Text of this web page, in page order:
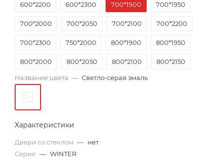
600*2200 600*2300 700*1900 700*1950
700*2000 700*2050 700*2100 700*2200
700*2300 750*2000 800*1900 800*1950
800*2000 800*2050 800*2100 800*2150
800*2200 800*2300 900*1950
Название цвета — Светло-серая эмаль
Характеристики
Двери со стеклом — нет
Серия — WINTER